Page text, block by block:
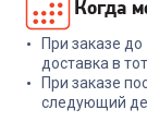
NADOBA
+ 269 бонусов
8 999₽
Когда
При заказе
доставка в
При заказе
следующий